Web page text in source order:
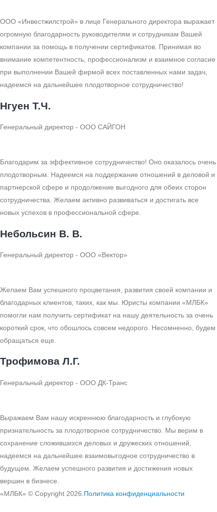
ООО «Инвестжилстрой» в лице Генерального директора выражает
огромную благодарность руководителям и сотрудникам Вашей
компании за помощь в получении сертификатов. Принимая во
внимание компетентность, профессионализм и взаимное согласие
при выполнении Вашей фирмой всех поставленных нами задач,
надеемся на дальнейшее плодотворное сотрудничество!
Нгуен Т.Ч.
Генеральный директор - ООО САЙГОН
Благодарим за эффективное сотрудничество! Оно оказалось очень
плодотворным. Надеемся на поддержание отношений в деловой и
партнерской сфере и продолжение выгодного для обеих сторон
сотрудничества. Желаем активно развиваться и достигать все
новых успехов в профессиональной сфере.
Небольсин В. В.
Генеральный директор - ООО «Вектор»
Желаем Вам успешного процветания, развития своей компании и
благодарных клиентов, таких, как мы. Юристы компании «МЛБК»
помогли нам получить сертификат на нашу деятельность за очень
короткий срок, что обошлось совсем недорого. Несомненно, будем
обращаться еще.
Трофимова Л.Г.
Генеральный директор - ООО ДК-Транс
Выражаем Вам нашу искреннюю благодарность и глубокую
признательность за плодотворное сотрудничество. Мы верим в
сохранение сложившихся деловых и дружеских отношений,
надеемся на дальнейшее взаимовыгодное сотрудничество в
будущем. Желаем успешного развития и достижения новых
вершин в бизнесе.
«МЛБК» © Copyright 2026. Политика конфиденциальности